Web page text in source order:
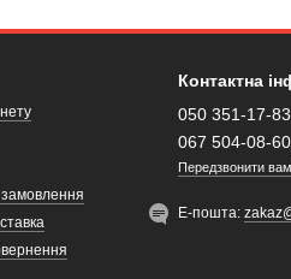
Контактна
050 351-17-83
067 504-08-60
Передзвонити
Е-пошта: